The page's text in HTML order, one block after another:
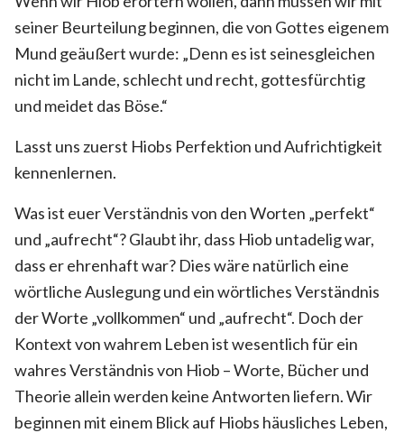
seiner Beurteilung beginnen, die von Gottes eigenem
Mund geäußert wurde: „Denn es ist seinesgleichen
nicht im Lande, schlecht und recht, gottesfürchtig
und meidet das Böse.“
Lasst uns zuerst Hiobs Perfektion und Aufrichtigkeit
kennenlernen.
Was ist euer Verständnis von den Worten „perfekt“
und „aufrecht“? Glaubt ihr, dass Hiob untadelig war,
dass er ehrenhaft war? Dies wäre natürlich eine
wörtliche Auslegung und ein wörtliches Verständnis
der Worte „vollkommen“ und „aufrecht“. Doch der
Kontext von wahrem Leben ist wesentlich für ein
wahres Verständnis von Hiob – Worte, Bücher und
Theorie allein werden keine Antworten liefern. Wir
beginnen mit einem Blick auf Hiobs häusliches Leben,